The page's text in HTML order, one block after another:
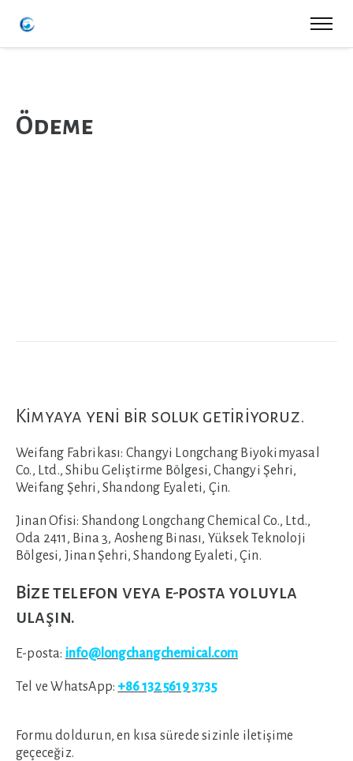
Ödeme
Kimyaya yeni bir soluk getiriyoruz.
Weifang Fabrikası: Changyi Longchang Biyokimyasal
Co., Ltd., Shibu Geliştirme Bölgesi, Changyi Şehri,
Weifang Şehri, Shandong Eyaleti, Çin.
Jinan Ofisi: Shandong Longchang Chemical Co., Ltd.,
Oda 2411, Bina 3, Aosheng Binası, Yüksek Teknoloji
Bölgesi, Jinan Şehri, Shandong Eyaleti, Çin.
Bize telefon veya e-posta yoluyla
ulaşın.
E-posta: info@longchangchemical.com
Tel ve WhatsApp:+86 132 5619 3735
Formu doldurun, en kısa sürede sizinle iletişime
geçeceğiz.